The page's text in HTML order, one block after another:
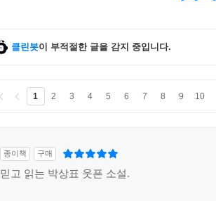
클린봇이 부적절한 글을 감지 중입니다.
1 2 3 4 5 6 7 8 9 10
종이책 구매
믿고 읽는 박상표 웃픈 소설.